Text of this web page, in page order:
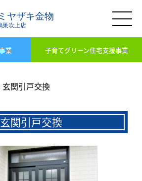
業 子育てグリーン住宅支援事業
玄関引戸交換
玄関引戸交換